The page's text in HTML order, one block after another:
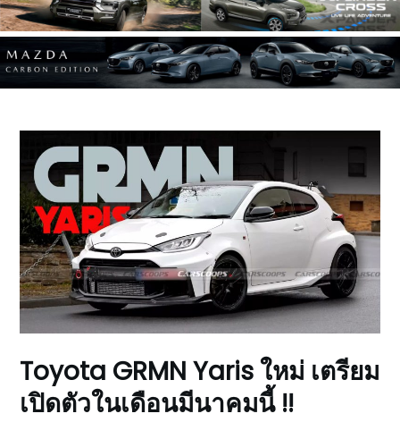
Toyota GRMN Yaris ใหม่ เตรียม
เปิดตัวในเดือนมีนาคมนี้ !!